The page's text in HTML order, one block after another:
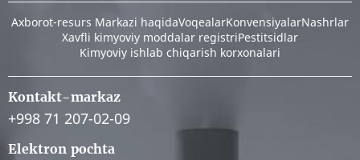
Аxborot-resurs Markazi haqidaVoqealarKonvensiyalarNashrlar
Xavfli kimyoviy moddalar registriPestitsidlar
Kimyoviy ishlab chiqarish korxonalari
Kontakt-markaz
+998 71 207-02-09
Elektron pochta